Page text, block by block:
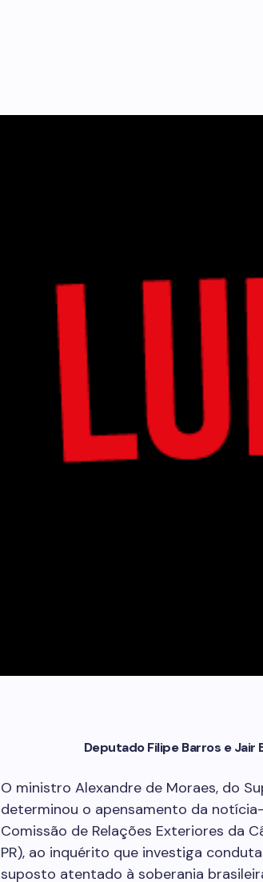
Deputado Filipe Barros e
O ministro Alexandre de Moraes, do
determinou o apensamento da
Comissão de Relações Exteriores da
PR), ao inquérito que investiga
suposto atentado à soberania